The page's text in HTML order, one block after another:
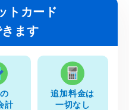
トカード
ます
計
追加料金は
一切なし